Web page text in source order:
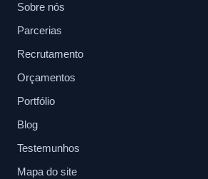
Sobre nós
Parcerias
Recrutamento
Orçamentos
Portfólio
Blog
Testemunhos
Mapa do site